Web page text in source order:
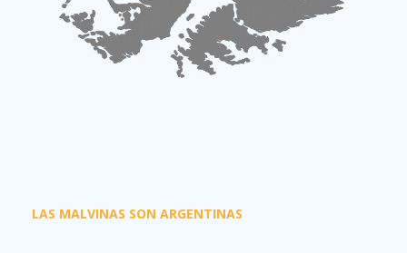
LAS MALVINAS SON ARGENTINAS